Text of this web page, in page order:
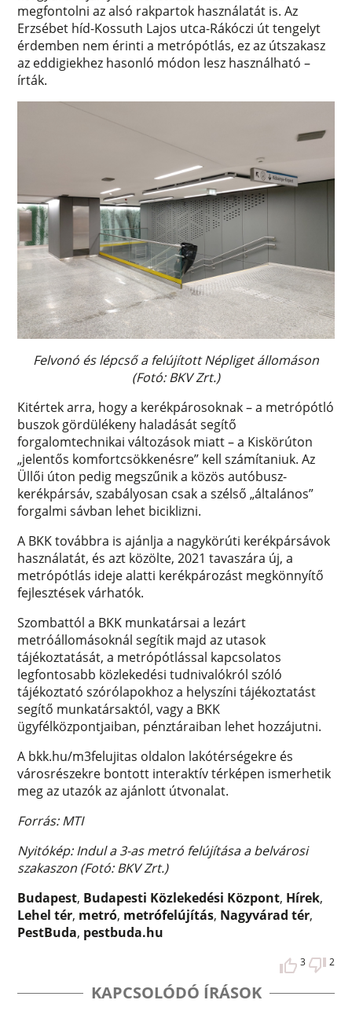
megfontolni az alsó rakpartok használatát is. Az
Erzsébet híd-Kossuth Lajos utca-Rákóczi út tengelyt
érdemben nem érinti a metrópótlás, ez az útszakasz
az eddigiekhez hasonló módon lesz használható –
írták.
Felvonó és lépcső a felújított Népliget állomáson
(Fotó: BKV Zrt.)
Kitértek arra, hogy a kerékpárosoknak – a metrópótló
buszok gördülékeny haladását segítő
forgalomtechnikai változások miatt – a Kiskörúton
„jelentős komfortcsökkenésre” kell számítaniuk. Az
Üllői úton pedig megszűnik a közös autóbusz-
kerékpársáv, szabályosan csak a szélső „általános”
forgalmi sávban lehet biciklizni.
A BKK továbbra is ajánlja a nagykörúti kerékpársávok
használatát, és azt közölte, 2021 tavaszára új, a
metrópótlás ideje alatti kerékpározást megkönnyítő
fejlesztések várhatók.
Szombattól a BKK munkatársai a lezárt
metróállomásoknál segítik majd az utasok
tájékoztatását, a metrópótlással kapcsolatos
legfontosabb közlekedési tudnivalókról szóló
tájékoztató szórólapokhoz a helyszíni tájékoztatást
segítő munkatársaktól, vagy a BKK
ügyfélközpontjaiban, pénztáraiban lehet hozzájutni.
A bkk.hu/m3felujitas oldalon lakótérségekre és
városrészekre bontott interaktív térképen ismerhetik
meg az utazók az ajánlott útvonalat.
Forrás: MTI
Nyitókép: Indul a 3-as metró felújítása a belvárosi
szakaszon (Fotó: BKV Zrt.)
Budapest, Budapesti Közlekedési Központ, Hírek,
Lehel tér, metró, metrófelújítás, Nagyvárad tér,
PestBuda, pestbuda.hu
3 2
KAPCSOLÓDÓ ÍRÁSOK